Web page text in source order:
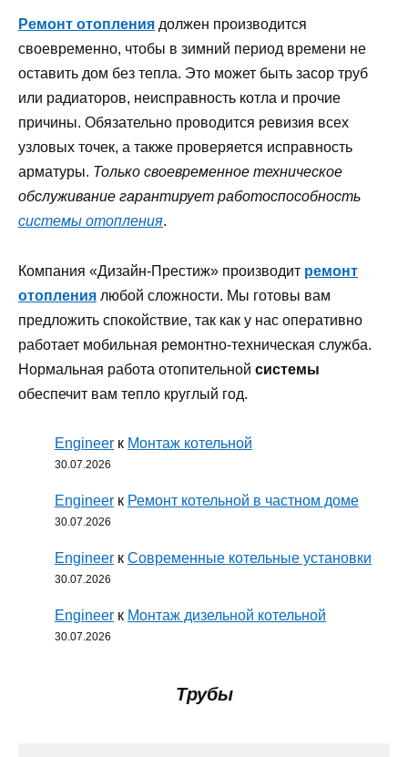
Ремонт отопления должен производится
своевременно, чтобы в зимний период времени не
оставить дом без тепла. Это может быть засор труб
или радиаторов, неисправность котла и прочие
причины. Обязательно проводится ревизия всех
узловых точек, а также проверяется исправность
арматуры. Только своевременное техническое
обслуживание гарантирует работоспособность
системы отопления.
Компания «Дизайн-Престиж» производит ремонт
отопления любой сложности. Мы готовы вам
предложить спокойствие, так как у нас оперативно
работает мобильная ремонтно-техническая служба.
Нормальная работа отопительной системы
обеспечит вам тепло круглый год.
Engineer к Монтаж котельной
30.07.2026
Engineer к Ремонт котельной в частном доме
30.07.2026
Engineer к Современные котельные установки
30.07.2026
Engineer к Монтаж дизельной котельной
30.07.2026
Трубы